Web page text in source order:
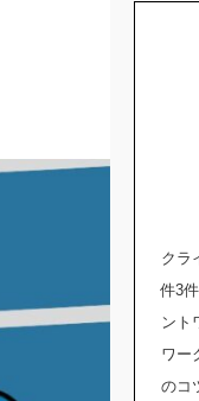
クラ
件3
ント
ワー
のコ